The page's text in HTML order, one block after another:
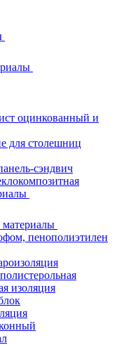
оцинкованный и
для столешниц
сэндвич
пенополиэтилен
изоляция